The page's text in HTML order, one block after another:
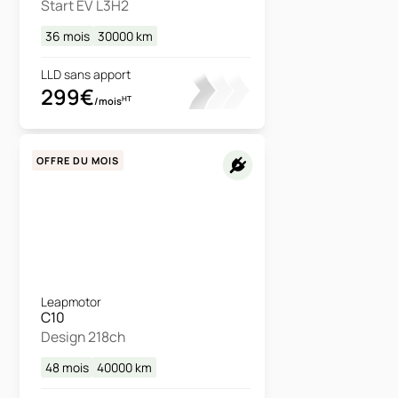
Start EV L3H2
36 mois 30000 km
LLD sans apport
299€/moisHT
Leapmotor
C10
Design 218ch
48 mois 40000 km
OFFRE DU MOIS